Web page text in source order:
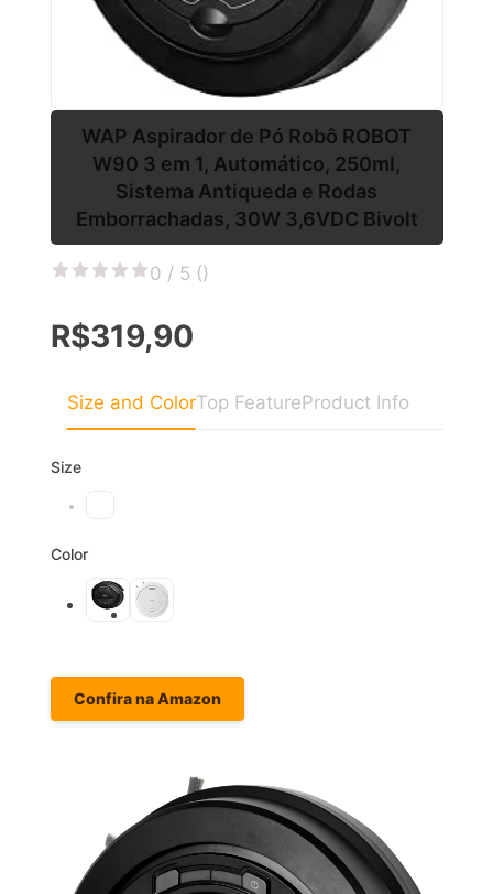
WAP Aspirador de Pó Robô ROBOT
W90 3 em 1, Automático, 250ml,
Sistema Antiqueda e Rodas
Emborrachadas, 30W 3,6VDC Bivolt
0 / 5 ()
R$319,90
Size and ColorTop FeatureProduct Info
Size
Color
Confira na Amazon